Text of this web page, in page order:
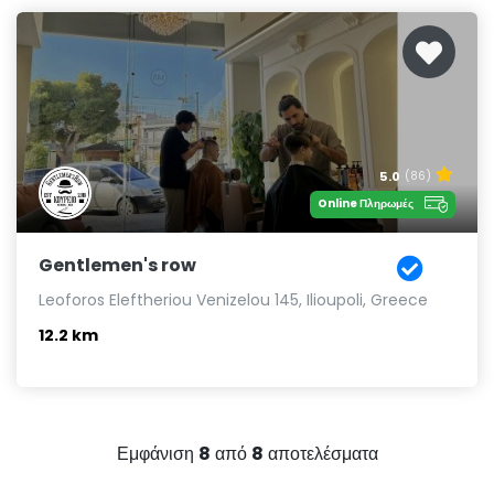
5.0 (86)
Online Πληρωμές
Gentlemen's row
Leoforos Eleftheriou Venizelou 145, Ilioupoli, Greece
12.2 km
Εμφάνιση 8 από 8 αποτελέσματα